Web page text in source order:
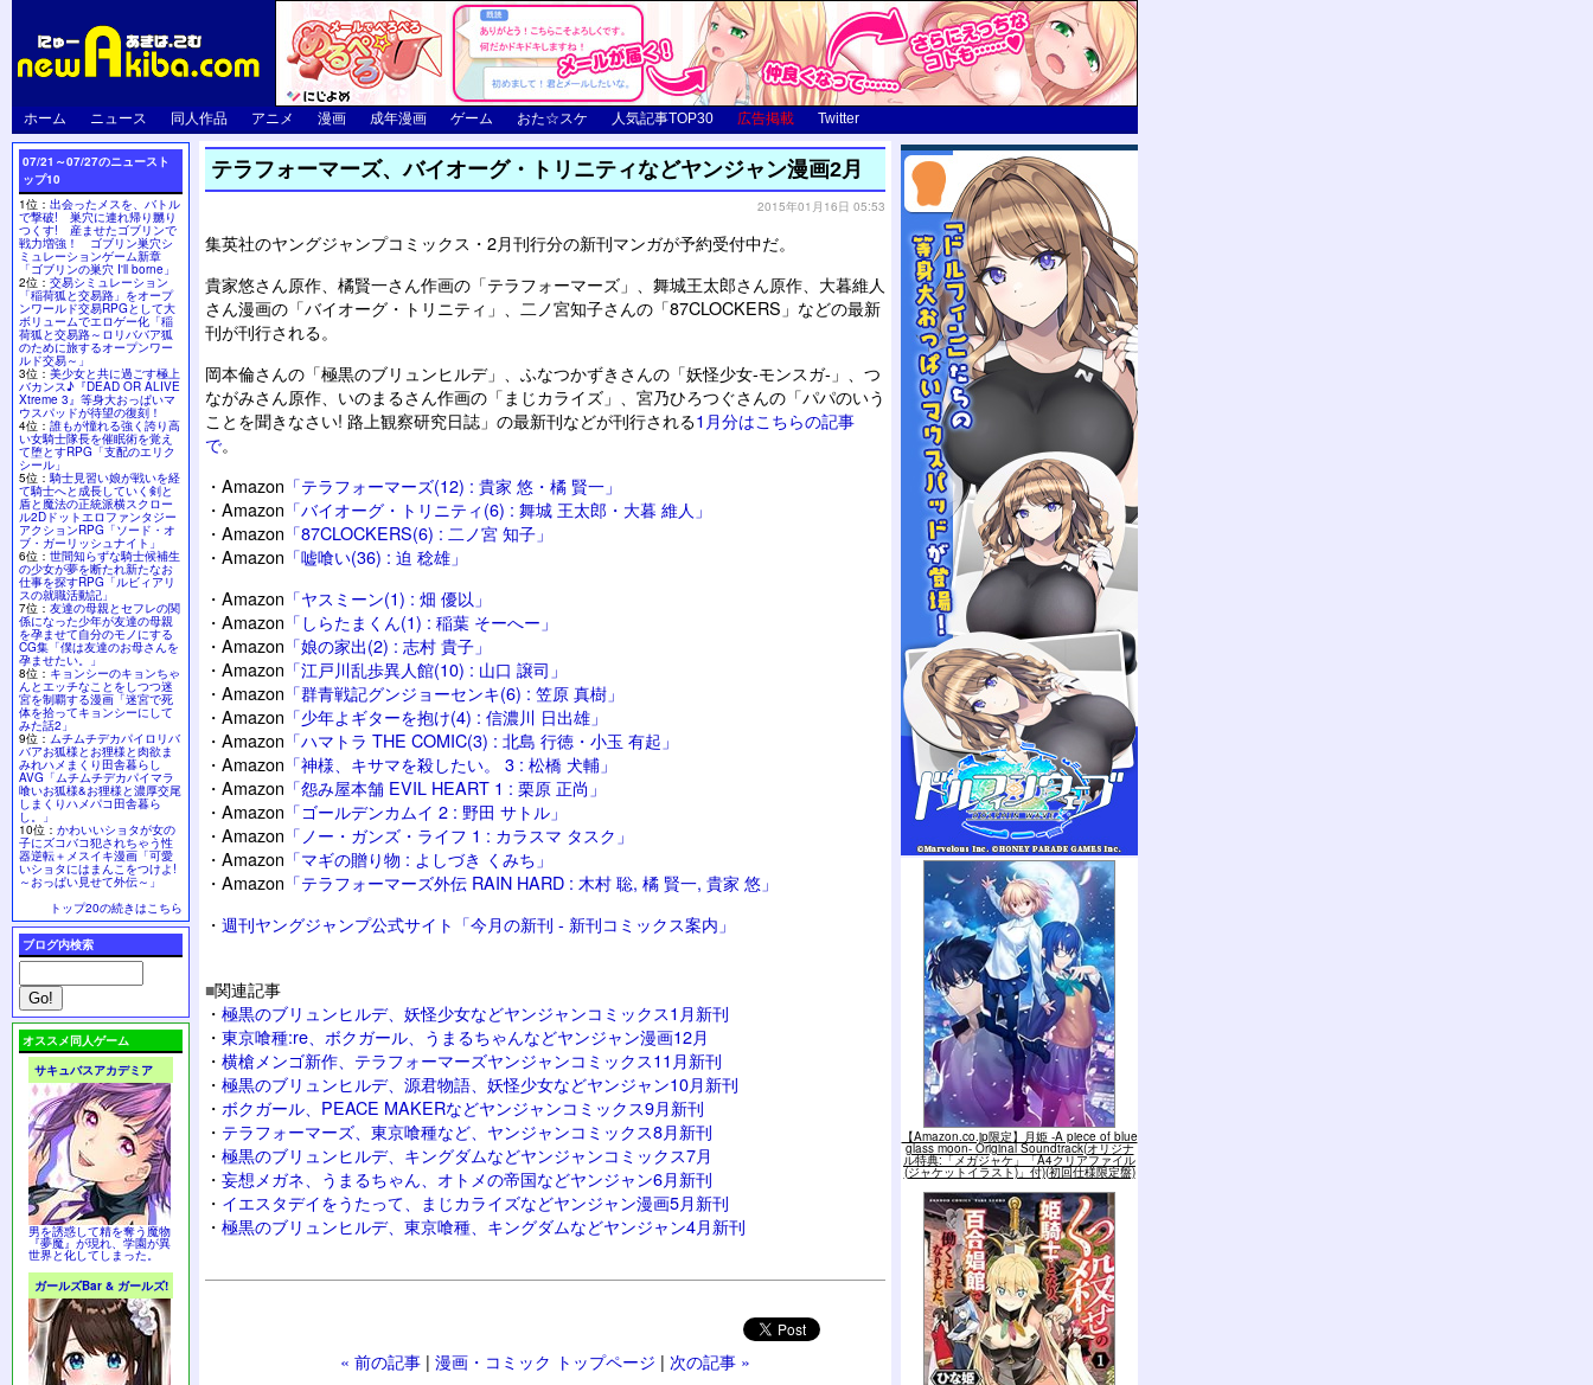
ホーム ニュース 同人作品 アニメ 漫画 成年漫画 ゲーム おた☆スケ 人気記事TOP30 広告掲載 Twitter
テラフォーマーズ、バイオーグ・トリニティなどヤンジャン漫画2月
2015年01月16日 05:53
集英社のヤングジャンプコミックス・2月刊行分の新刊マンガが予約受付中だ。
貴家悠さん原作、橘賢一さん作画の「テラフォーマーズ」、舞城王太郎さん原作、大暮維人
さん漫画の「バイオーグ・トリニティ」、二ノ宮知子さんの「87CLOCKERS」などの最新
刊が刊行される。
岡本倫さんの「極黒のブリュンヒルデ」、ふなつかずきさんの「妖怪少女-モンスガ-」、つ
ながみさん原作、いのまるさん作画の「まじカライズ」、宮乃ひろつぐさんの「パパのいう
ことを聞きなさい! 路上観察研究日誌」の最新刊などが刊行される1月分はこちらの記事
で。
・ Amazon 「テラフォーマーズ(12) : 貴家 悠・橘 賢一」
・ Amazon 「バイオーグ・トリニティ(6) : 舞城 王太郎・大暮 維人」
・ Amazon 「87CLOCKERS(6) : 二ノ宮 知子」
・ Amazon 「嘘喰い(36) : 迫 稔雄」
・ Amazon 「ヤスミーン(1) : 畑 優以」
・ Amazon 「しらたまくん(1) : 稲葉 そーへー」
・ Amazon 「娘の家出(2) : 志村 貴子」
・ Amazon 「江戸川乱歩異人館(10) : 山口 譲司」
・ Amazon 「群青戦記グンジョーセンキ(6) : 笠原 真樹」
・ Amazon 「少年よギターを抱け(4) : 信濃川 日出雄」
・ Amazon 「ハマトラ THE COMIC(3) : 北島 行徳・小玉 有起」
・ Amazon 「神様、キサマを殺したい。 3 : 松橋 犬輔」
・ Amazon 「怨み屋本舗 EVIL HEART 1 : 栗原 正尚」
・ Amazon 「ゴールデンカムイ 2 : 野田 サトル」
・ Amazon 「ノー・ガンズ・ライフ 1 : カラスマ タスク」
・ Amazon 「マギの贈り物 : よしづき くみち」
・ Amazon 「テラフォーマーズ外伝 RAIN HARD : 木村 聡, 橘 賢一, 貴家 悠」
・ 週刊ヤングジャンプ公式サイト「今月の新刊 - 新刊コミックス案内」
■関連記事
・ 極黒のブリュンヒルデ、妖怪少女などヤンジャンコミックス1月新刊
・ 東京喰種:re、ボクガール、うまるちゃんなどヤンジャン漫画12月
・ 横槍メンゴ新作、テラフォーマーズヤンジャンコミックス11月新刊
・ 極黒のブリュンヒルデ、源君物語、妖怪少女などヤンジャン10月新刊
・ ボクガール、PEACE MAKERなどヤンジャンコミックス9月新刊
・ テラフォーマーズ、東京喰種など、ヤンジャンコミックス8月新刊
・ 極黒のブリュンヒルデ、キングダムなどヤンジャンコミックス7月
・ 妄想メガネ、うまるちゃん、オトメの帝国などヤンジャン6月新刊
・ イエスタデイをうたって、まじカライズなどヤンジャン漫画5月新刊
・ 極黒のブリュンヒルデ、東京喰種、キングダムなどヤンジャン4月新刊
« 前の記事 | 漫画・コミック トップページ | 次の記事 »
07/21～07/27のニュースト
ップ10
1位： 出会ったメスを、バトル
で撃破! 巣穴に連れ帰り嬲り
つくす! 産ませたゴブリンで
戦力増強！ ゴブリン巣穴シ
ミュレーションゲーム新章
「ゴブリンの巣穴 I'll borne」
2位： 交易シミュレーション
「稲荷狐と交易路」をオープ
ンワールド交易RPGとして大
ボリュームでエロゲー化「稲
荷狐と交易路～ロリババア狐
のために旅するオープンワー
ルド交易～」
3位： 美少女と共に過ごす極上
バカンス♪『DEAD OR ALIVE
Xtreme 3』等身大おっぱいマ
ウスパッドが待望の復刻！
4位： 誰もが憧れる強く誇り高
い女騎士隊長を催眠術を覚え
て堕とすRPG「支配のエリク
シール」
5位： 騎士見習い娘が戦いを経
て騎士へと成長していく剣と
盾と魔法の正統派横スクロー
ル2Dドットエロファンタジー
アクションRPG「ソード・オ
ブ・ガーリッシュナイト」
6位： 世間知らずな騎士候補生
の少女が夢を断たれ新たなお
仕事を探すRPG「ルビィアリ
スの就職活動記」
7位： 友達の母親とセフレの関
係になった少年が友達の母親
を孕ませて自分のモノにする
CG集「僕は友達のお母さんを
孕ませたい。」
8位： キョンシーのキョンちゃ
んとエッチなことをしつつ迷
宮を制覇する漫画「迷宮で死
体を拾ってキョンシーにして
みた話2」
9位： ムチムチデカパイロリバ
バアお狐様とお狸様と肉欲ま
みれハメまくり田舎暮らし
AVG「ムチムチデカパイマラ
喰いお狐様&お狸様と濃厚交尾
しまくりハメパコ田舎暮ら
し。」
10位： かわいいショタが女の
子にズコバコ犯されちゃう性
器逆転＋メスイキ漫画「可愛
いショタにはまんこをつけよ!
～おっぱい見せて外伝～」
トップ20の続きはこちら
ブログ内検索
オススメ同人ゲーム
サキュバスアカデミア
男を誘惑して精を奪う魔物
『夢魔』が現れ、学園が異
世界と化してしまった。
ガールズBar & ガールズ!
【Amazon.co.jp限定】月姫 -A piece of blue
glass moon- Original Soundtrack(オリジナ
ル特典:「メガジャケ」「A4クリアファイル
(ジャケットイラスト)」付)(初回仕様限定盤)